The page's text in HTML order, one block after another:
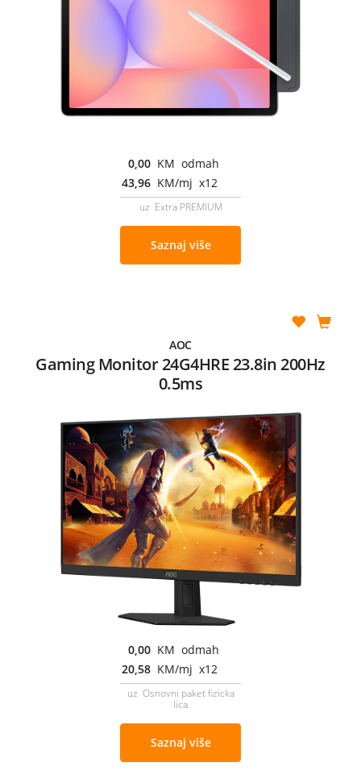
0,00 KM odmah
43,96 KM/mj x12
uz Extra PREMIUM
Saznaj više
AOC
Gaming Monitor 24G4HRE 23.8in 200Hz
0.5ms
0,00 KM odmah
20,58 KM/mj x12
uz Osnovni paket fizicka
lica
Saznaj više